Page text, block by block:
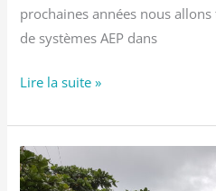
prochaines années nous
de systèmes AEP dans
Lire la suite »
Exploration
et